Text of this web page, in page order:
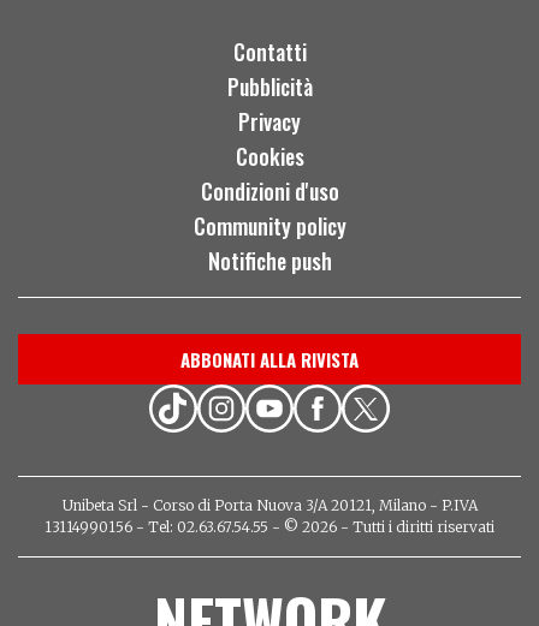
Contatti
Pubblicità
Privacy
Cookies
Condizioni d'uso
Community policy
Notifiche push
ABBONATI ALLA RIVISTA
Unibeta Srl - Corso di Porta Nuova 3/A 20121, Milano - P.IVA
13114990156 - Tel: 02.63.67.54.55 - © 2026 - Tutti i diritti riservati